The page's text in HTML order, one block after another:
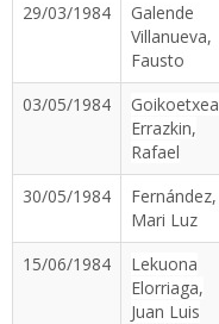
29/03/1984
Galende
Villanueva,
Fausto
03/05/1984
Goikoetxea
Errazkin,
Rafael
30/05/1984
Fernández,
Mari Luz
15/06/1984
Lekuona
Elorriaga,
Juan Luis